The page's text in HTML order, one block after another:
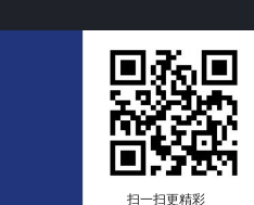
扫一扫更精彩